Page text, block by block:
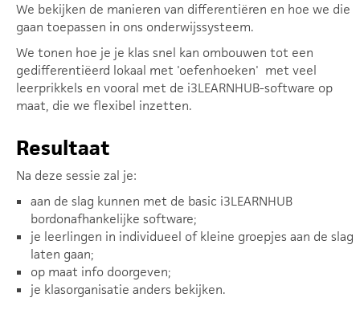
We bekijken de manieren van differentiëren en hoe we die
gaan toepassen in ons onderwijssysteem.
We tonen hoe je je klas snel kan ombouwen tot een
gedifferentiëerd lokaal met 'oefenhoeken' met veel
leerprikkels en vooral met de i3LEARNHUB-software op
maat, die we flexibel inzetten.
Resultaat
Na deze sessie zal je:
aan de slag kunnen met de basic i3LEARNHUB
bordonafhankelijke software;
je leerlingen in individueel of kleine groepjes aan de slag
laten gaan;
op maat info doorgeven;
je klasorganisatie anders bekijken.